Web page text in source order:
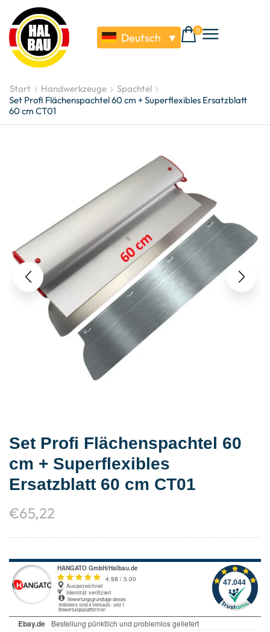
Deutsch ▼
0
Start Handwerkzeuge
Spachtel
Set Profi Flächenspachtel 60 cm + Superflexibles Ersatzblatt
60 cm CT01
Set Profi Flächenspachtel 60
cm + Superflexibles
Ersatzblatt 60 cm CT01
€65,22